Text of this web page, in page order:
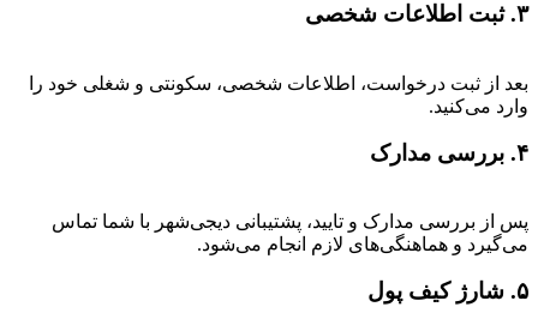
۳. ثبت اطلاعات شخصی
بعد از ثبت درخواست، اطلاعات شخصی، سکونتی و شغلی خود را
وارد می‌کنید.
۴. بررسی مدارک
پس از بررسی مدارک و تایید، پشتیبانی دیجی‌شهر با شما تماس
می‌گیرد و هماهنگی‌های لازم انجام می‌شود.
۵. شارژ کیف پول